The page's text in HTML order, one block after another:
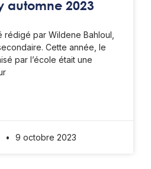
automne 2023
rédigé par Wildene Bahloul,
Cette année, le
par l’école était une
9 octobre 2023